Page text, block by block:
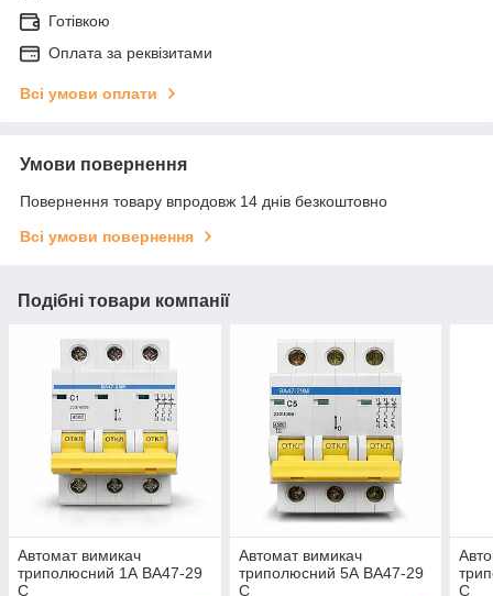
Готівкою
Оплата за реквізитами
Всі умови оплати
Умови повернення
Повернення товару впродовж 14 днів безкоштовно
Всі умови повернення
Подібні товари компанії
Автомат вимикач
триполюсний 1А ВА47-29
С
Автомат вимикач
триполюсний 5А ВА47-29
С
С